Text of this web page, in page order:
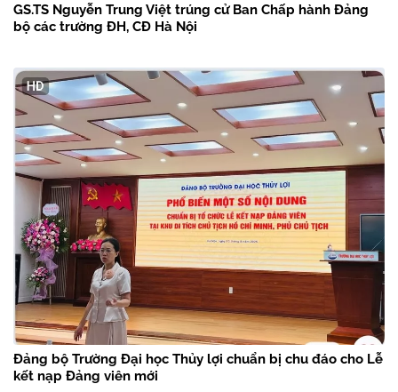
GS.TS Nguyễn Trung Việt trúng cử Ban Chấp hành Đảng
bộ các trường ĐH, CĐ Hà Nội
Đảng bộ Trường Đại học Thủy lợi chuẩn bị chu đáo cho Lễ
kết nạp Đảng viên mới